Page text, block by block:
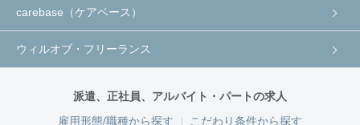
carebase（ケアベース）
ウィルオブ・フリーランス
派遣、正社員、アルバイト・パートの求人
雇用形態/職種から探す
こだわり条件から探す